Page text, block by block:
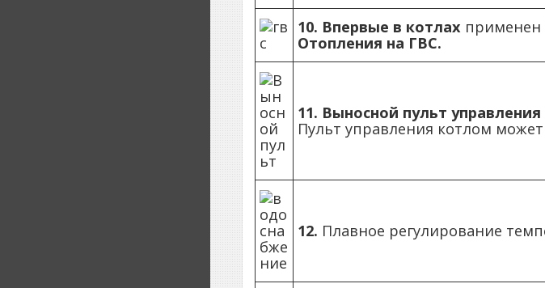
10. Впервые в котлах применен
Отопления на ГВС.
11. Выносной пульт управления
Пульт управления котлом
12. Плавное регулирование